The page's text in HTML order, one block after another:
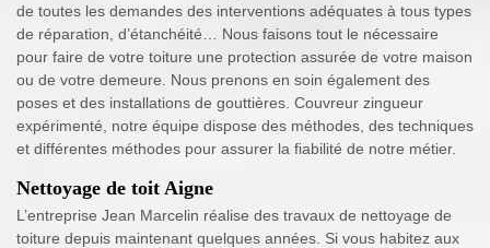
de toutes les demandes des interventions adéquates à tous types
de réparation, d’étanchéité… Nous faisons tout le nécessaire
pour faire de votre toiture une protection assurée de votre maison
ou de votre demeure. Nous prenons en soin également des
poses et des installations de gouttières. Couvreur zingueur
expérimenté, notre équipe dispose des méthodes, des techniques
et différentes méthodes pour assurer la fiabilité de notre métier.
Nettoyage de toit Aigne
L’entreprise Jean Marcelin réalise des travaux de nettoyage de
toiture depuis maintenant quelques années. Si vous habitez aux